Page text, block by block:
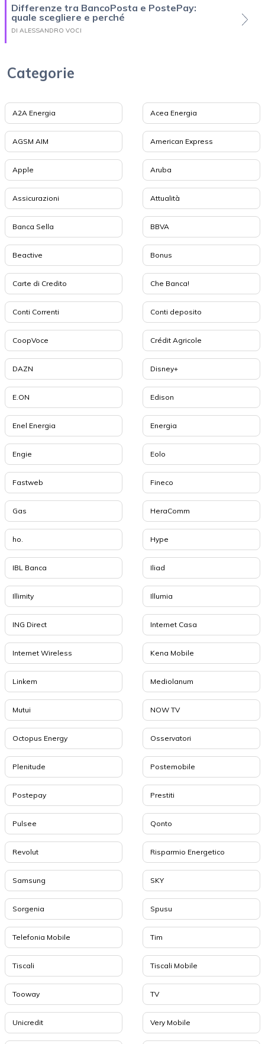
Differenze tra BancoPosta e PostePay:
quale scegliere e perché
DI ALESSANDRO VOCI
Categorie
A2A Energia Acea Energia
AGSM AIM American Express
Apple Aruba
Assicurazioni Attualità
Banca Sella BBVA
Beactive Bonus
Carte di Credito Che Banca!
Conti Correnti Conti deposito
CoopVoce Crédit Agricole
DAZN Disney+
E.ON Edison
Enel Energia Energia
Engie Eolo
Fastweb Fineco
Gas HeraComm
ho. Hype
IBL Banca Iliad
Illimity Illumia
ING Direct Internet Casa
Internet Wireless Kena Mobile
Linkem Mediolanum
Mutui NOW TV
Octopus Energy Osservatori
Plenitude Postemobile
Postepay Prestiti
Pulsee Qonto
Revolut Risparmio Energetico
Samsung SKY
Sorgenia Spusu
Telefonia Mobile Tim
Tiscali Tiscali Mobile
Tooway TV
Unicredit Very Mobile